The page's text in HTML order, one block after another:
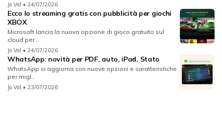
Jo Val • 24/07/2026
Ecco lo streaming gratis con pubblicità per giochi
XBOX
Microsoft lancia la nuova opzione di gioco gratuito sul
cloud per...
Jo Val • 24/07/2026
WhatsApp: novità per PDF, auto, iPad, Stato
WhatsApp si aggiorna con nuove opzioni e caratteristiche
per migl...
Jo Val • 23/07/2026